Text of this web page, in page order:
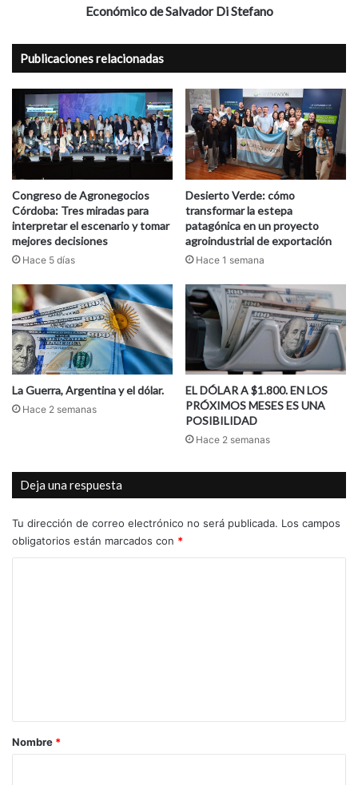
Salvador
Stefano
Económico de Salvador Di Stefano
Publicaciones relacionadas
Congreso de Agronegocios
Córdoba: Tres miradas para
interpretar el escenario y tomar
mejores decisiones
Hace 5 días
Desierto Verde: cómo
transformar la estepa
patagónica en un proyecto
agroindustrial de exportación
Hace 1 semana
La Guerra, Argentina y el dólar.
Hace 2 semanas
EL DÓLAR A $1.800. EN LOS
PRÓXIMOS MESES ES UNA
POSIBILIDAD
Hace 2 semanas
Deja una respuesta
Tu dirección de correo electrónico no será publicada. Los campos
obligatorios están marcados con *
rNombre *